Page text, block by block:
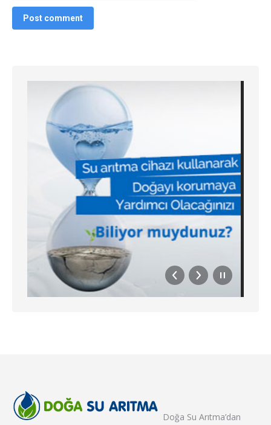
Post comment
Doğa Su Arıtma’dan